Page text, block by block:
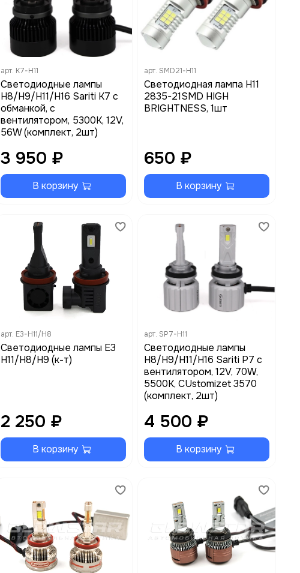
арт. K7-H11
Светодиодные лампы
H8/H9/H11/H16 Sariti K7 с
обманкой, с
вентилятором, 5300K, 12V,
56W (комплект, 2шт)
3 950 ₽
В корзину
арт. SMD21-H11
Светодиодная лампа H11
2835-21SMD HIGH
BRIGHTNESS, 1шт
650 ₽
В корзину
арт. E3-H11/H8
Светодиодные лампы E3
H11/H8/H9 (к-т)
2 250 ₽
В корзину
арт. SP7-H11
Светодиодные лампы
H8/H9/H11/H16 Sariti P7 с
вентилятором, 12V, 70W,
5500K, CUstomizet 3570
(комплект, 2шт)
4 500 ₽
В корзину